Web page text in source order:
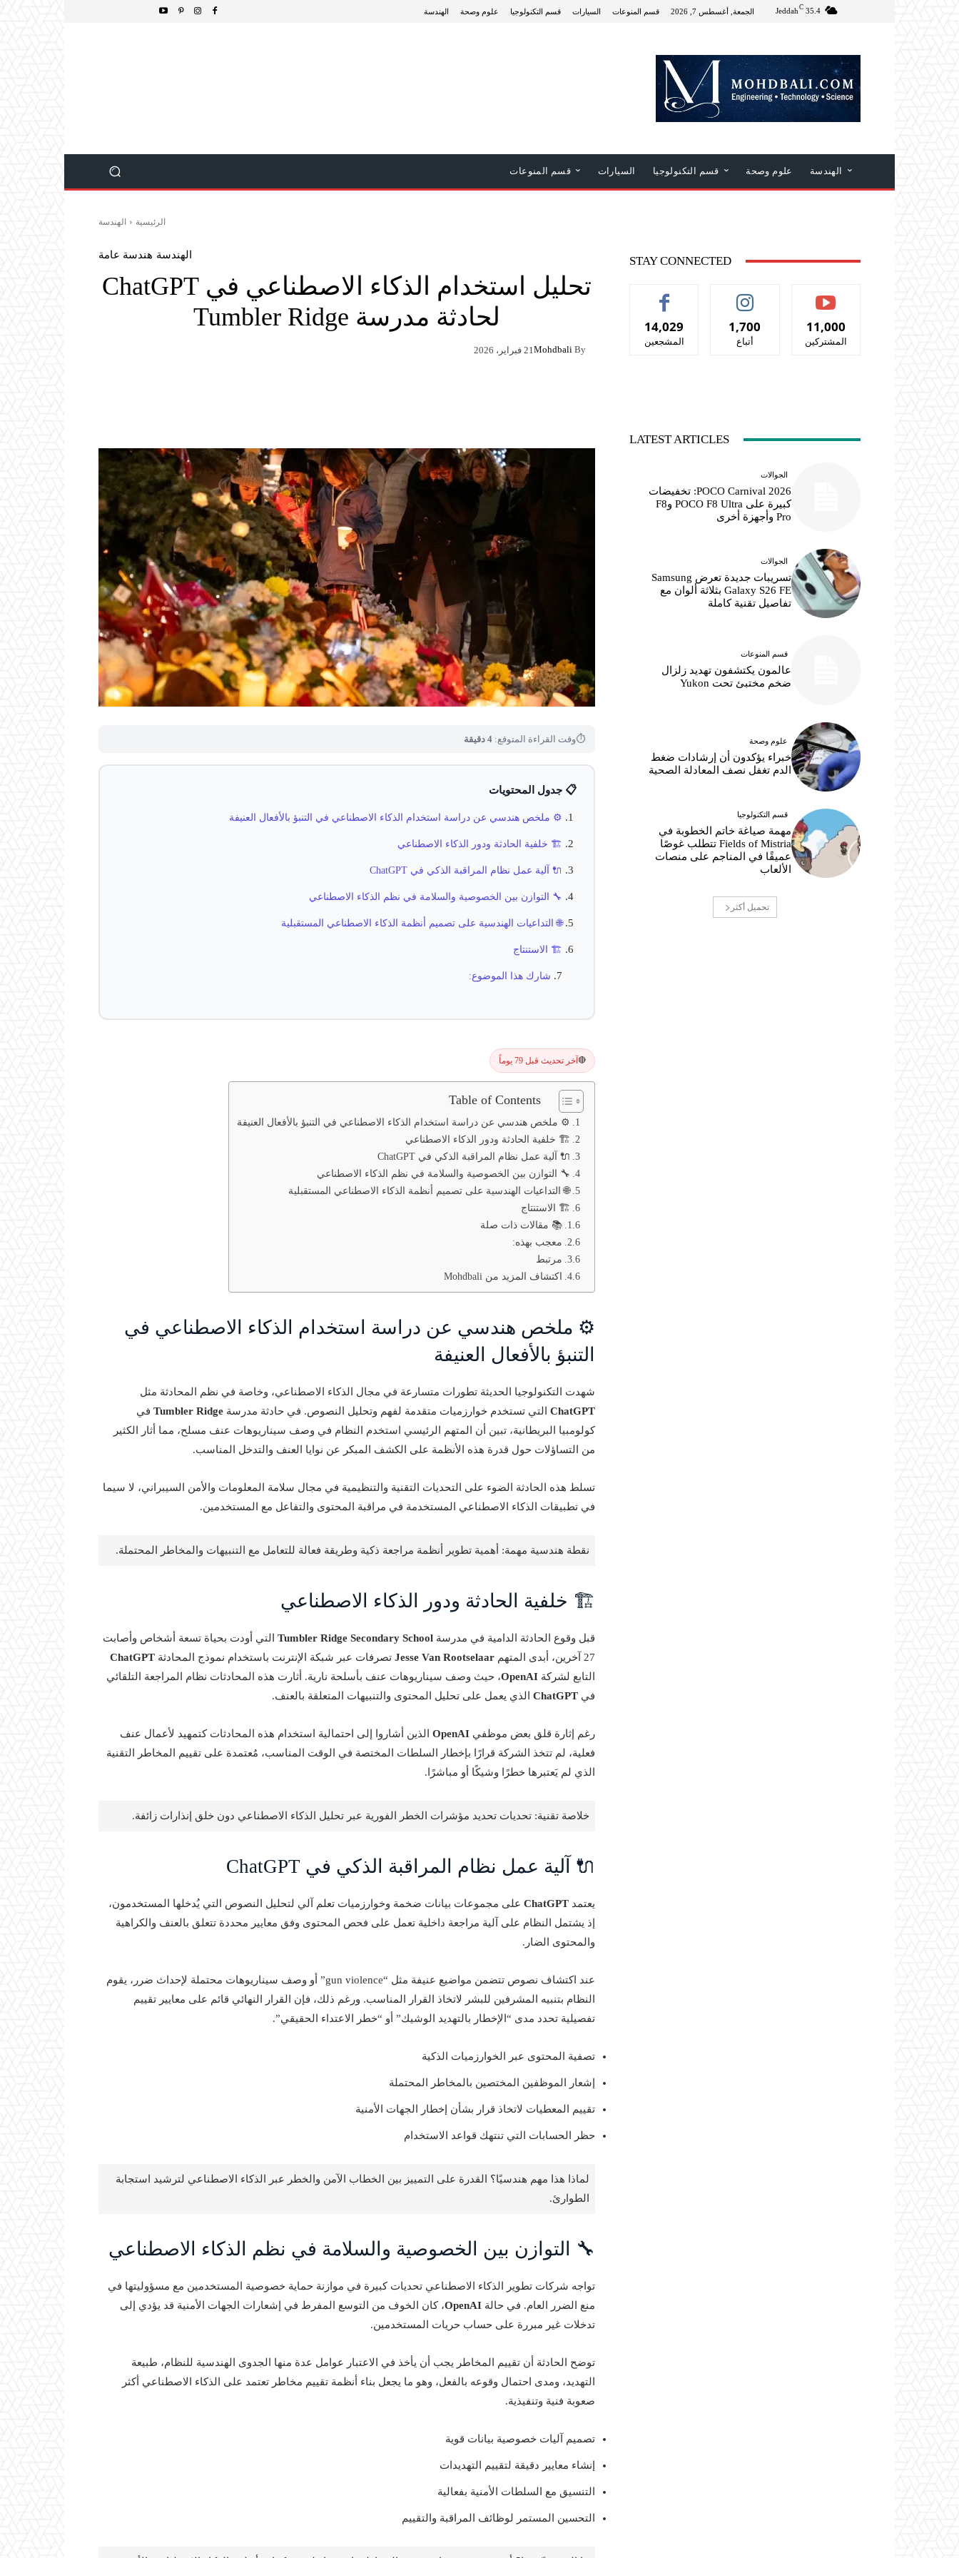
35.4
C
Jeddah الجمعة, أغسطس 7, 2026 الهندسة علوم وصحة قسم التكنولوجيا السيارات قسم المنوعات
الهندسة علوم وصحة قسم التكنولوجيا السيارات قسم المنوعات
الرئيسية الهندسة
الهندسة هندسة عامة
تحليل استخدام الذكاء الاصطناعي في ChatGPT
لحادثة مدرسة Tumbler Ridge
By
Mohdbali 21 فبراير، 2026
⏱وقت القراءة المتوقع: 4 دقيقة
📋 جدول المحتويات
⚙️ ملخص هندسي عن دراسة استخدام الذكاء الاصطناعي في التنبؤ بالأفعال العنيفة
🏗️ خلفية الحادثة ودور الذكاء الاصطناعي
🔌 آلية عمل نظام المراقبة الذكي في ChatGPT
🔧 التوازن بين الخصوصية والسلامة في نظم الذكاء الاصطناعي
🌐 التداعيات الهندسية على تصميم أنظمة الذكاء الاصطناعي المستقبلية
🏗️ الاستنتاج
شارك هذا الموضوع:
🔴آخر تحديث قبل 79 يوماً
Table of Contents
⚙️ ملخص هندسي عن دراسة استخدام الذكاء الاصطناعي في التنبؤ بالأفعال العنيفة
🏗️ خلفية الحادثة ودور الذكاء الاصطناعي
🔌 آلية عمل نظام المراقبة الذكي في ChatGPT
🔧 التوازن بين الخصوصية والسلامة في نظم الذكاء الاصطناعي
🌐 التداعيات الهندسية على تصميم أنظمة الذكاء الاصطناعي المستقبلية
🏗️ الاستنتاج
📚 مقالات ذات صلة
معجب بهذه:
مرتبط
اكتشاف المزيد من Mohdbali
⚙️ ملخص هندسي عن دراسة استخدام الذكاء الاصطناعي في
التنبؤ بالأفعال العنيفة
شهدت التكنولوجيا الحديثة تطورات متسارعة في مجال الذكاء الاصطناعي، وخاصة في نظم المحادثة مثل
ChatGPT التي تستخدم خوارزميات متقدمة لفهم وتحليل النصوص. في حادثة مدرسة Tumbler Ridge في
كولومبيا البريطانية، تبين أن المتهم الرئيسي استخدم النظام في وصف سيناريوهات عنف مسلح، مما أثار الكثير
من التساؤلات حول قدرة هذه الأنظمة على الكشف المبكر عن نوايا العنف والتدخل المناسب.
تسلط هذه الحادثة الضوء على التحديات التقنية والتنظيمية في مجال سلامة المعلومات والأمن السيبراني، لا سيما
في تطبيقات الذكاء الاصطناعي المستخدمة في مراقبة المحتوى والتفاعل مع المستخدمين.
نقطة هندسية مهمة: أهمية تطوير أنظمة مراجعة ذكية وطريقة فعالة للتعامل مع التنبيهات والمخاطر المحتملة.
🏗️ خلفية الحادثة ودور الذكاء الاصطناعي
قبل وقوع الحادثة الدامية في مدرسة Tumbler Ridge Secondary School التي أودت بحياة تسعة أشخاص وأصابت
27 آخرين، أبدى المتهم
Jesse Van Rootselaar تصرفات عبر شبكة الإنترنت باستخدام نموذج المحادثة ChatGPT
التابع لشركة OpenAI، حيث وصف سيناريوهات عنف بأسلحة نارية. أثارت هذه المحادثات نظام المراجعة التلقائي
في ChatGPT الذي يعمل على تحليل المحتوى والتنبيهات المتعلقة بالعنف.
رغم إثارة قلق بعض موظفي OpenAI الذين أشاروا إلى احتمالية استخدام هذه المحادثات كتمهيد لأعمال عنف
فعلية، لم تتخذ الشركة قرارًا بإخطار السلطات المختصة في الوقت المناسب، مُعتمدة على تقييم المخاطر التقنية
الذي لم يَعتبرها خطرًا وشيكًا أو مباشرًا.
خلاصة تقنية: تحديات تحديد مؤشرات الخطر الفورية عبر تحليل الذكاء الاصطناعي دون خلق إنذارات زائفة.
🔌 آلية عمل نظام المراقبة الذكي في ChatGPT
يعتمد ChatGPT على مجموعات بيانات ضخمة وخوارزميات تعلم آلي لتحليل النصوص التي يُدخلها المستخدمون،
إذ يشتمل النظام على آلية مراجعة داخلية تعمل على فحص المحتوى وفق معايير محددة تتعلق بالعنف والكراهية
والمحتوى الضار.
عند اكتشاف نصوص تتضمن مواضيع عنيفة مثل “gun violence” أو وصف سيناريوهات محتملة لإحداث ضرر، يقوم
النظام بتنبيه المشرفين للبشر لاتخاذ القرار المناسب. ورغم ذلك، فإن القرار النهائي قائم على معايير تقييم
تفصيلية تحدد مدى “الإخطار بالتهديد الوشيك” أو “خطر الاعتداء الحقيقي”.
تصفية المحتوى عبر الخوارزميات الذكية
إشعار الموظفين المختصين بالمخاطر المحتملة
تقييم المعطيات لاتخاذ قرار بشأن إخطار الجهات الأمنية
حظر الحسابات التي تنتهك قواعد الاستخدام
لماذا هذا مهم هندسيًا؟ القدرة على التمييز بين الخطاب الآمن والخطر عبر الذكاء الاصطناعي لترشيد استجابة
الطوارئ.
🔧 التوازن بين الخصوصية والسلامة في نظم الذكاء الاصطناعي
تواجه شركات تطوير الذكاء الاصطناعي تحديات كبيرة في موازنة حماية خصوصية المستخدمين مع مسؤوليتها في
منع الضرر العام. في حالة OpenAI، كان الخوف من التوسع المفرط في إشعارات الجهات الأمنية قد يؤدي إلى
تدخلات غير مبررة على حساب حريات المستخدمين.
توضح الحادثة أن تقييم المخاطر يجب أن يأخذ في الاعتبار عوامل عدة منها الجدوى الهندسية للنظام، طبيعة
التهديد، ومدى احتمال وقوعه بالفعل، وهو ما يجعل بناء أنظمة تقييم مخاطر تعتمد على الذكاء الاصطناعي أكثر
صعوبة فنية وتنفيذية.
تصميم آليات خصوصية بيانات قوية
إنشاء معايير دقيقة لتقييم التهديدات
التنسيق مع السلطات الأمنية بفعالية
التحسين المستمر لوظائف المراقبة والتقييم
STAY CONNECTED
14,029
المشجعين
1,700
أتباع
11,000
المشتركين
LATEST ARTICLES
الجوالات
POCO Carnival 2026: تخفيضات
كبيرة على POCO F8 Ultra وF8
Pro وأجهزة أخرى
الجوالات
تسريبات جديدة تعرض Samsung
Galaxy S26 FE بثلاثة ألوان مع
تفاصيل تقنية كاملة
قسم المنوعات
عالمون يكتشفون تهديد زلزال
ضخم مختبئ تحت Yukon
علوم وصحة
خبراء يؤكدون أن إرشادات ضغط
الدم تغفل نصف المعادلة الصحية
قسم التكنولوجيا
مهمة صياغة خاتم الخطوبة في
Fields of Mistria تتطلب غوصًا
عميقًا في المناجم على منصات
الألعاب
تحميل أكثر